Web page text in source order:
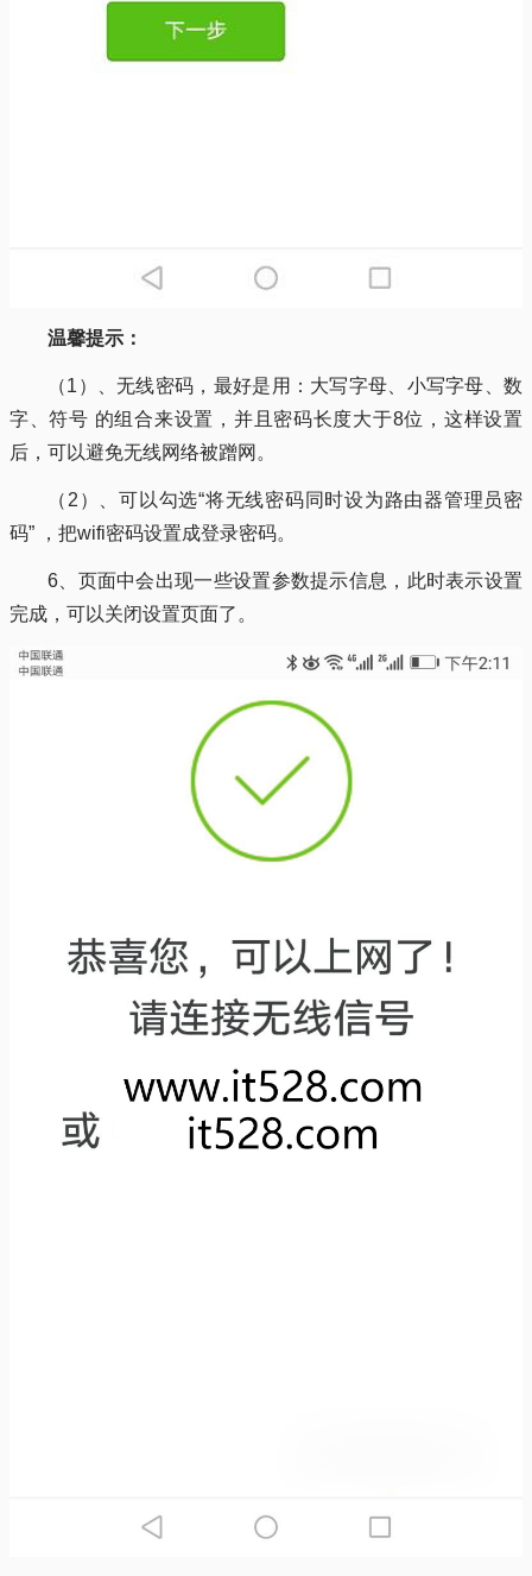
温馨提示：
（1）、无线密码，最好是用：大写字母、小写字母、数
字、符号 的组合来设置，并且密码长度大于8位，这样设置
后，可以避免无线网络被蹭网。
（2）、可以勾选“将无线密码同时设为路由器管理员密
码” ，把wifi密码设置成登录密码。
6、页面中会出现一些设置参数提示信息，此时表示设置
完成，可以关闭设置页面了。